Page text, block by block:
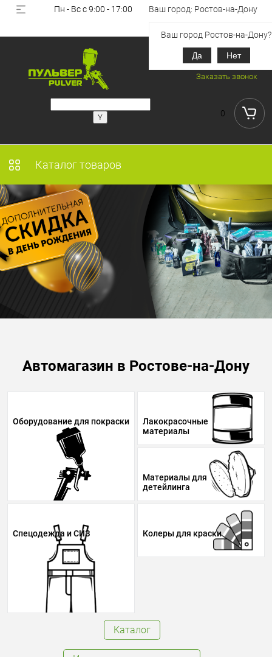
Пн - Вс с 9:00 - 17:00 Ваш город: Ростов-на-Дону
Ваш город Ростов-на-Дону?
Да Нет
+7 (918) 851-53-00
Заказать звонок
0
Каталог товаров
Автомагазин в Ростове-на-Дону
Оборудование для покраски
Лакокрасочные
материалы
Материалы для
детейлинга
Спецодежда и СИЗ Колеры для краски
Каталог